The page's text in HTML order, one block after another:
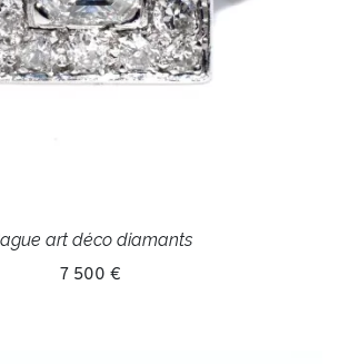
art déco diamants
7 500 €